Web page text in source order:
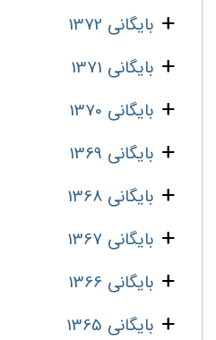
بایگانی 1372
بایگانی 1371
بایگانی 1370
بایگانی 1369
بایگانی 1368
بایگانی 1367
بایگانی 1366
بایگانی 1365